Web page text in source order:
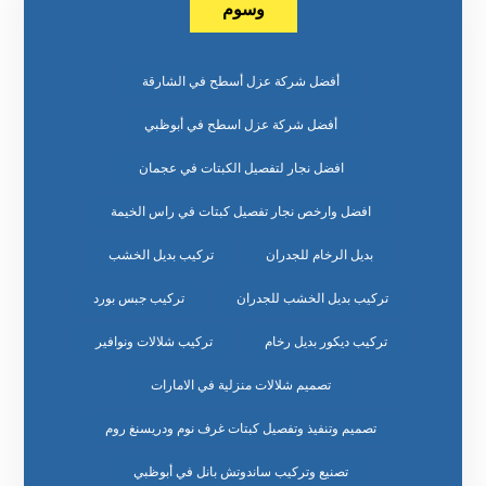
وسوم
أفضل شركة عزل أسطح في الشارقة
أفضل شركة عزل اسطح في أبوظبي
افضل نجار لتفصيل الكبتات في عجمان
افضل وارخص نجار تفصيل كبتات في راس الخيمة
بديل الرخام للجدران تركيب بديل الخشب
تركيب بديل الخشب للجدران تركيب جبس بورد
تركيب ديكور بديل رخام تركيب شلالات ونوافير
تصميم شلالات منزلية في الامارات
تصميم وتنفيذ وتفصيل كبتات غرف نوم ودريسنغ روم
تصنيع وتركيب ساندوتش بانل في أبوظبي